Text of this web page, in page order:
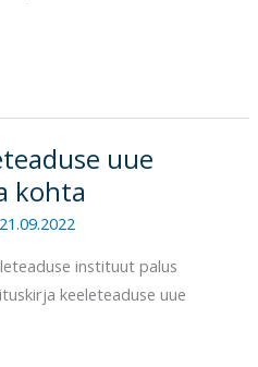
uue
kohta
21.09.2022
instituut palus
keeleteaduse uue